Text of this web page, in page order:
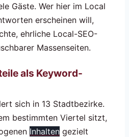
Gäste. Wer hier im Local
erscheinen will,
ehrliche Local-SEO-
Massenseiten.
als Keyword-
sich in 13 Stadtbezirke.
bestimmten Viertel sitzt,
Inhalten gezielt